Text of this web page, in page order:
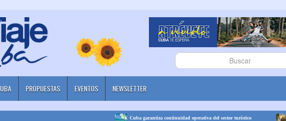
PROPUESTAS EVENTOS NEWSLETTER
Cuba garantiza continuidad operativa del sector turístico Cuba